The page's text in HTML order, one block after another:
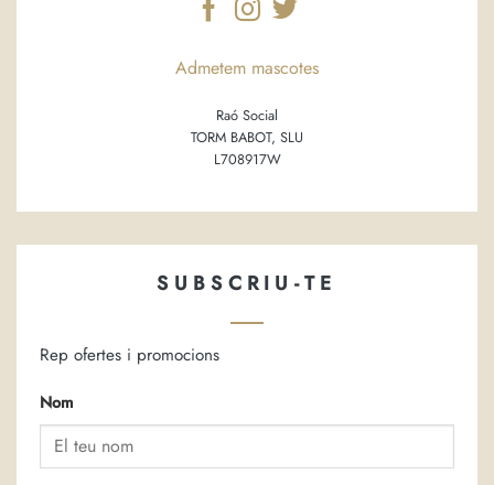
Admetem mascotes
Raó Social
TORM BABOT, SLU
L708917W
SUBSCRIU-TE
Rep ofertes i promocions
Nom